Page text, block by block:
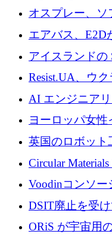
グループとし
に買収
オスプレー、ソ
攻撃を阻止す
エアバス、E2D
欧州防衛技術
アイスランド
ッション製品イ
ームを拡大す
Resist.UA、ウ
衛技術を拡大す
基金を立ち上げ
AI エンジニア
ートアップ
らの支援を獲得
ヨーロッパ女
介します
英国のロボット
がシリーズ A 1
5,000 万ドルに
Circular
張に 1,180 万ユ
Voodinコンソ
製ブレード工場
ーロを確保
DSIT廃止を受
ORiS が宇宙用